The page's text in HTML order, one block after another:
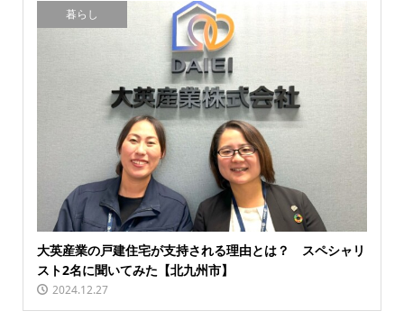
暮らし
大英産業の戸建住宅が支持される理由とは？ スペシャリ
スト2名に聞いてみた【北九州市】
2024.12.27